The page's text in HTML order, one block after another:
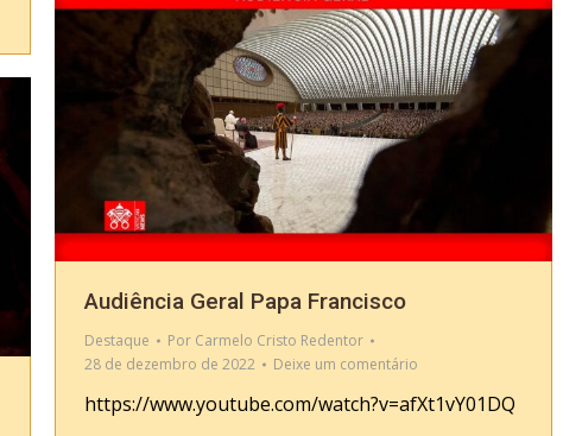
Audiência Geral Papa Francisco
Destaque Por Carmelo Cristo Redentor
28 de dezembro de 2022
Deixe um comentário
https://www.youtube.com/watch?v=afXt1vY01DQ